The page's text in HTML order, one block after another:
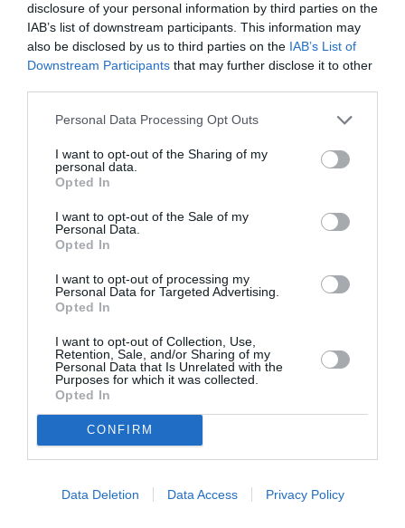
disclosure of your personal information by third parties on the
IAB’s list of downstream participants. This information may
also be disclosed by us to third parties on the IAB’s List of
Downstream Participants that may further disclose it to other
Personal Data Processing Opt Outs
I want to opt-out of the Sharing of my
personal data.
Opted In
I want to opt-out of the Sale of my
Personal Data.
Opted In
I want to opt-out of processing my
Personal Data for Targeted Advertising.
Opted In
I want to opt-out of Collection, Use,
Retention, Sale, and/or Sharing of my
Personal Data that Is Unrelated with the
Purposes for which it was collected.
Opted In
CONFIRM
Data Deletion Data Access Privacy Policy
Ακολουθήστε το Culturenow.gr
Σχετικά Άρθρα
Το Ροκ το Ελληνικό:
Ο Κώστας Τουρνάς
και ο Διονύσης
Τσακνής στο
Θέατρο Άλσος ΔΕΗ
Η Ελεωνόρα
Ζουγανέλη για δύο